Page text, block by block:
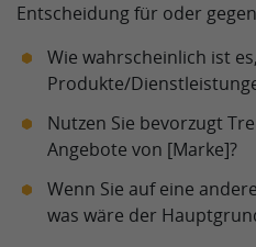
Entscheidung für oder
Wie wahrscheinlich ist
Produkte/
Nutzen Sie bevorzugt
Angebote von [Marke]?
Wenn Sie auf eine
was wäre der